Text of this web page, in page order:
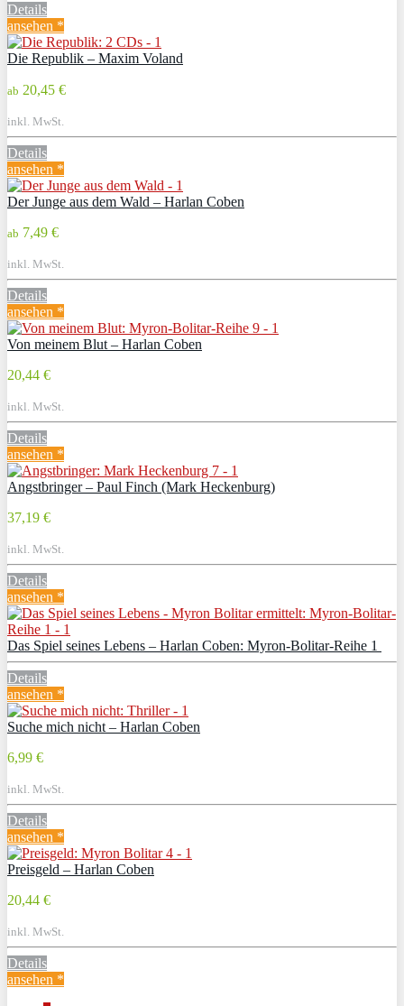
Details
ansehen *
Die Republik – Maxim Voland
ab 20,45 €
inkl. MwSt.
Details
ansehen *
Der Junge aus dem Wald – Harlan Coben
ab 7,49 €
inkl. MwSt.
Details
ansehen *
Von meinem Blut – Harlan Coben
20,44 €
inkl. MwSt.
Details
ansehen *
Angstbringer – Paul Finch (Mark Heckenburg)
37,19 €
inkl. MwSt.
Details
ansehen *
Das Spiel seines Lebens – Harlan Coben: Myron-Bolitar-Reihe 1
Details
ansehen *
Suche mich nicht – Harlan Coben
6,99 €
inkl. MwSt.
Details
ansehen *
Preisgeld – Harlan Coben
20,44 €
inkl. MwSt.
Details
ansehen *